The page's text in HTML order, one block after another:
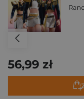
56,99 zł